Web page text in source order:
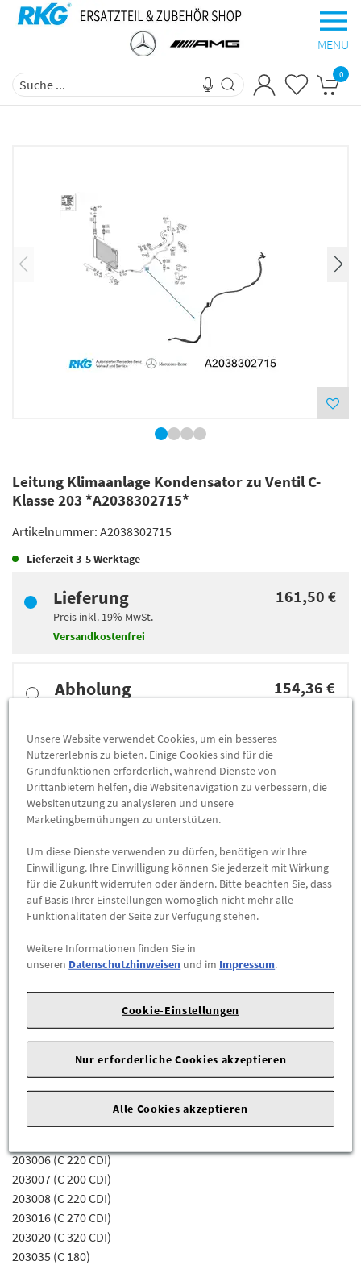
MENÜ
0
Leitung Klimaanlage Kondensator zu Ventil C-
Klasse 203 *A2038302715*
Artikelnummer: A2038302715
Lieferzeit3-5 Werktage
Lieferung
Preis inkl. 19% MwSt.
Versandkostenfrei
161,50 €
Abholung 154,36 €
-
ZUM WARENKORB HINZUFÜGEN
Herstellerangaben: Mercedes-Benz AG |Mercedesstr. 120 |
70723 Stuttgart |Tel: +49711170 |E-Mail:
dialog.mb@mercedes-benz.com|Webseite:
https://www.mercedes-benz.com
Sie sind sich nicht sicher, ob das Ersatzteil bei Ihrem Fahrzeug
passt?
Kein Problem.
Senden Sie uns die komplette Fahrgestellnummer Ihres
Fahrzeugs,
Zum Beispiel passend (kann Ausstattung- oder
Fahrgestellnummerabhängig sein) für die Mercedes-Benz
Modelle
203006 (C 220 CDI)
203007 (C 200 CDI)
203008 (C 220 CDI)
203016 (C 270 CDI)
203020 (C 320 CDI)
203035 (C 180)
Unsere Website verwendet Cookies, um ein besseres
Nutzererlebnis zu bieten. Einige Cookies sind für die
Grundfunktionen erforderlich, während Dienste von
Drittanbietern helfen, die Websitenavigation zu verbessern, die
Websitenutzung zu analysieren und unsere
Marketingbemühungen zu unterstützen.
Um diese Dienste verwenden zu dürfen, benötigen wir Ihre
Einwilligung. Ihre Einwilligung können Sie jederzeit mit Wirkung
für die Zukunft widerrufen oder ändern. Bitte beachten Sie, dass
auf Basis Ihrer Einstellungen womöglich nicht mehr alle
Funktionalitäten der Seite zur Verfügung stehen.
Weitere Informationen finden Sie in
unseren Datenschutzhinweisen und im Impressum.
Cookie-Einstellungen
Nur erforderliche Cookies akzeptieren
Alle Cookies akzeptieren